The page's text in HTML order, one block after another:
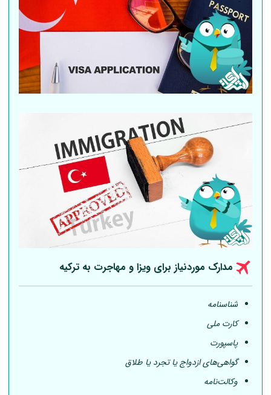
مدارک موردنیاز برای ویزا و مهاجرت به ترکیه
شناسنامه
کارت ملی
پاسپورت
گواهی‌های ازدواج یا تجرد یا طلاق
وکالت‌نامه